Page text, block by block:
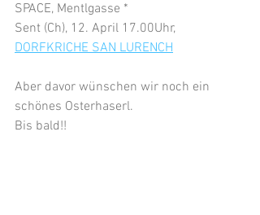
SPACE, Mentlgasse *
Sent (Ch), 12. April 17.00Uhr,
DORFKRICHE SAN LURENCH
Aber davor wünschen wir noch ein
schönes Osterhaserl.
Bis bald!!